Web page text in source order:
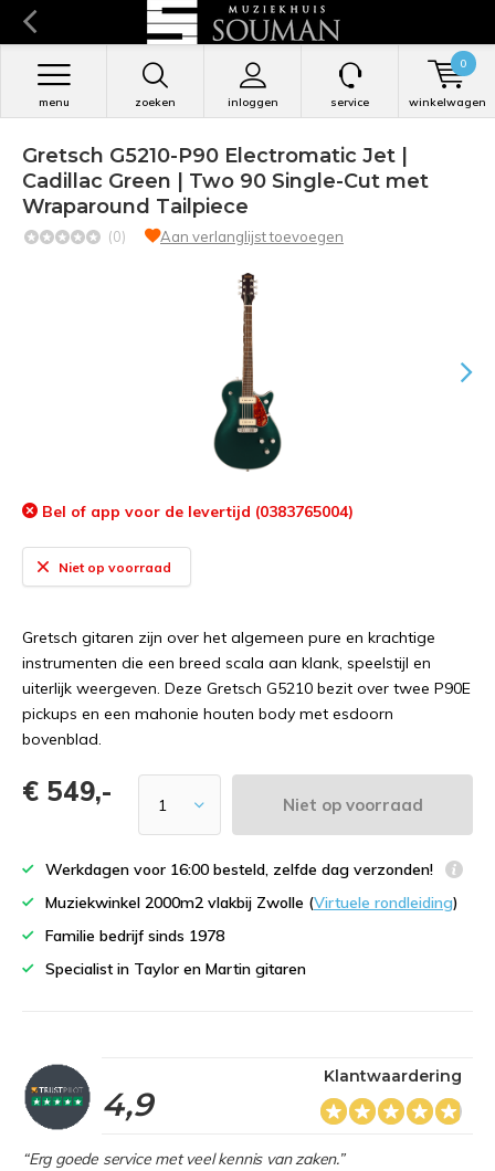
zoeken inloggen
menu service winkelwagen
0
Gretsch G5210-P90 Electromatic Jet |
Cadillac Green | Two 90 Single-Cut met
Wraparound Tailpiece
(0) Aan verlanglijst toevoegen
Bel of app voor de levertijd (0383765004)
Niet op voorraad
Gretsch gitaren zijn over het algemeen pure en krachtige
instrumenten die een breed scala aan klank, speelstijl en
uiterlijk weergeven. Deze Gretsch G5210 bezit over twee P90E
pickups en een mahonie houten body met esdoorn
bovenblad.
€ 549,- Niet op voorraad
Werkdagen voor 16:00 besteld, zelfde dag verzonden!
Muziekwinkel 2000m2 vlakbij Zwolle (Virtuele rondleiding)
Familie bedrijf sinds 1978
Specialist in Taylor en Martin gitaren
4,9
Klantwaardering
“Erg goede service met veel kennis van zaken.”